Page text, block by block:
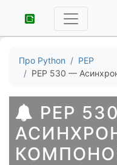
Про Python
PEP
PEP 530 —
PEP